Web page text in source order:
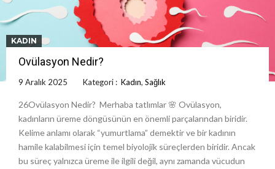
KADIN
Ovülasyon Nedir?
9 Aralık 2025 Kategori : Kadın, Sağlık
26Ovülasyon Nedir? Merhaba tatlımlar 🌸 Ovülasyon,
kadınların üreme döngüsünün en önemli parçalarından biridir.
Kelime anlamı olarak “yumurtlama” demektir ve bir kadının
hamile kalabilmesi için temel biyolojik süreçlerden biridir. Ancak
bu süreç yalnızca üreme ile ilgili değil, aynı zamanda vücudun